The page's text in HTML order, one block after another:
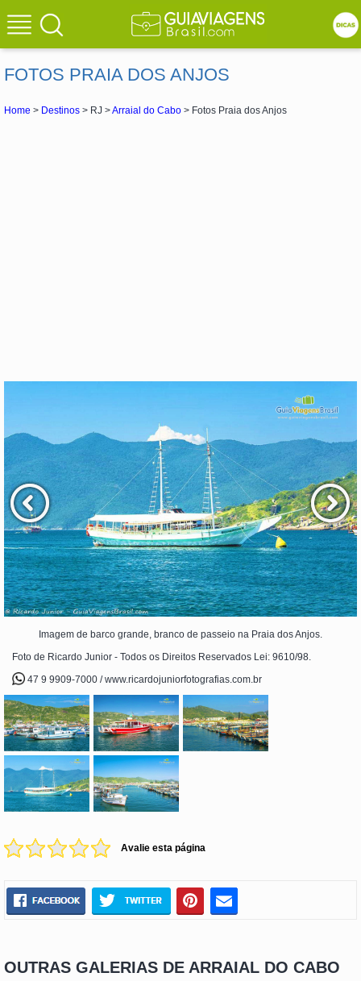
FOTOS PRAIA DOS ANJOS
Home > Destinos > RJ >Arraial do Cabo > Fotos Praia dos Anjos
Imagem de barco grande, branco de passeio na Praia dos Anjos.
Foto de Ricardo Junior - Todos os Direitos Reservados Lei: 9610/98.
47 9 9909-7000 / www.ricardojuniorfotografias.com.br
Avalie esta página
OUTRAS GALERIAS DE ARRAIAL DO CABO